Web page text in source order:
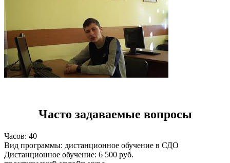
Часто задаваемые вопросы
Часов: 40
Вид программы: дистанционное обучение в СДО
Дистанционное обучение: 6 500 руб.